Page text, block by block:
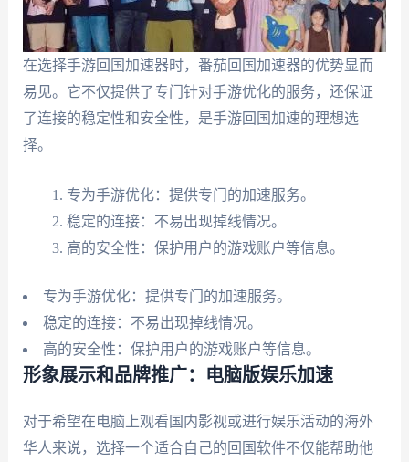
在选择手游回国加速器时，番茄回国加速器的优势显而
易见。它不仅提供了专门针对手游优化的服务，还保证
了连接的稳定性和安全性，是手游回国加速的理想选
择。
专为手游优化：提供专门的加速服务。
稳定的连接：不易出现掉线情况。
高的安全性：保护用户的游戏账户等信息。
专为手游优化：提供专门的加速服务。
稳定的连接：不易出现掉线情况。
高的安全性：保护用户的游戏账户等信息。
形象展示和品牌推广：电脑版娱乐加速
对于希望在电脑上观看国内影视或进行娱乐活动的海外
华人来说，选择一个适合自己的回国软件不仅能帮助他